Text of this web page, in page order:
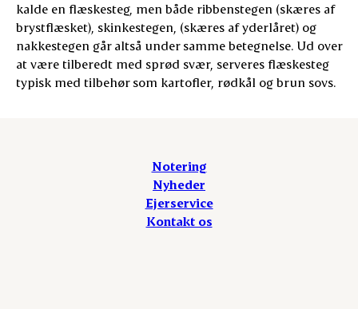
kalde en flæskesteg, men både ribbenstegen (skæres af
brystflæsket), skinkestegen, (skæres af yderlåret) og
nakkestegen går altså under samme betegnelse. Ud over
at være tilberedt med sprød svær, serveres flæskesteg
typisk med tilbehør som kartofler, rødkål og brun sovs.
Notering
Nyheder
Ejerservice
Kontakt os